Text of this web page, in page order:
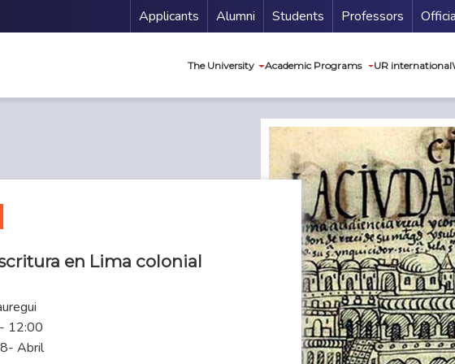
Menu Secundario
Applicants Alumni Students Professors
The University Academic Programs UR international
en Lima colonial
12:00
Abril